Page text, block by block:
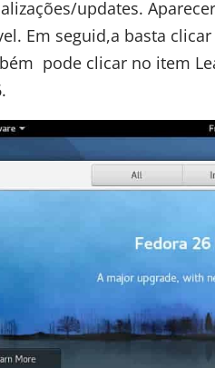
updates.
Em seguid,a basta
pode clicar no item